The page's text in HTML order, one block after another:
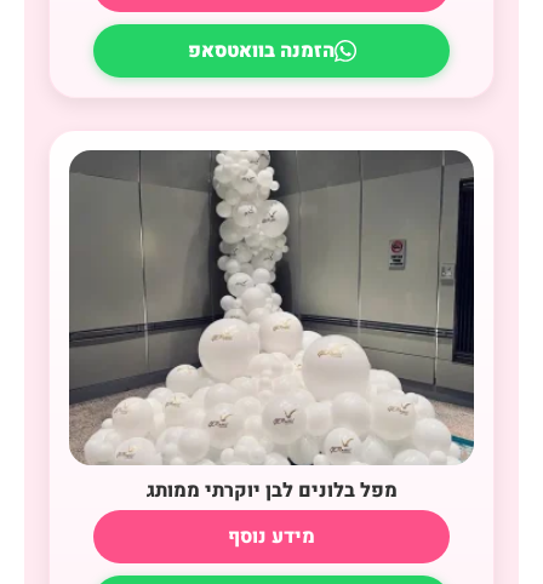
הזמנה בוואטסאפ
מפל בלונים לבן יוקרתי ממותג
מידע נוסף